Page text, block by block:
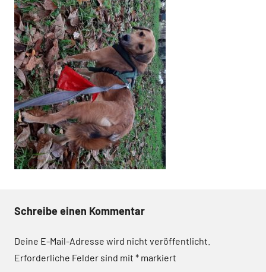
Schreibe einen Kommentar
Deine E-Mail-Adresse wird nicht veröffentlicht.
Erforderliche Felder sind mit * markiert